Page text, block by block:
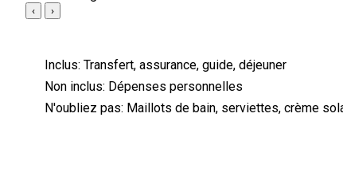
‹ ›
Inclus: Transfert, assurance, guide, déjeuner
Non inclus: Dépenses personnelles
N'oubliez pas: Maillots de bain, serviettes, crème